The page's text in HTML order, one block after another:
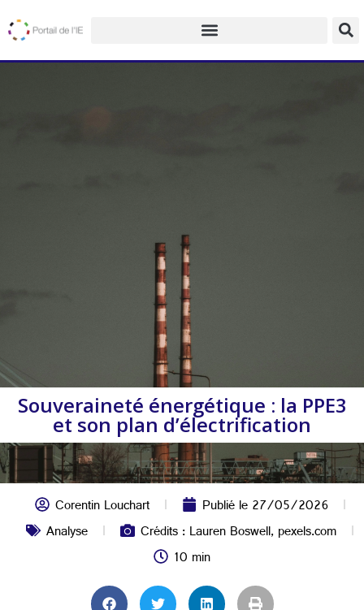
Souveraineté énergétique : la PPE3
et son plan d’électrification
Corentin Louchart Publié le27/05/2026
Analyse
Crédits : Lauren Boswell, pexels.com
10 min